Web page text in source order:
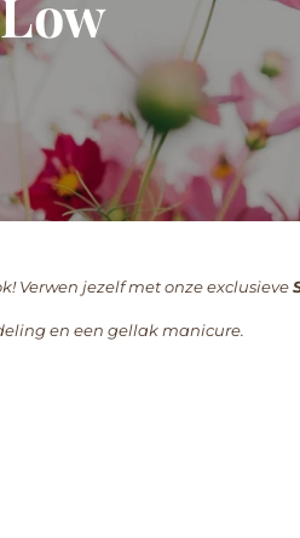
Verwen jezelf met onze exclusieve
en een gellak manicure.